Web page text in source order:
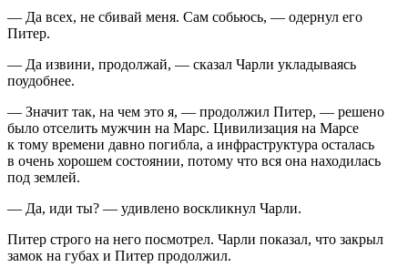
— Да всех, не сбивай меня. Сам собьюсь, — одернул его
Питер.
— Да извини, продолжай, — сказал Чарли укладываясь
поудобнее.
— Значит так, на чем это я, — продолжил Питер, — решено
было отселить мужчин на Марс. Цивилизация на Марсе
к тому времени давно погибла, а инфраструктура осталась
в очень хорошем состоянии, потому что вся она находилась
под землей.
— Да, иди ты? — удивлено воскликнул Чарли.
Питер строго на него посмотрел. Чарли показал, что закрыл
замок на губах и Питер продолжил.